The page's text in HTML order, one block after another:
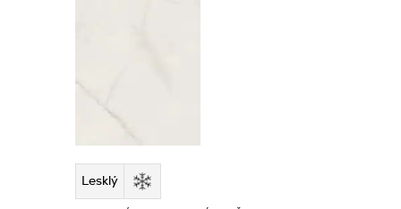
Lesklý